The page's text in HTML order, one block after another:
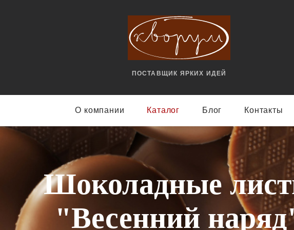
ПОСТАВЩИК ЯРКИX ИДЕЙ
О компании Каталог Блог Контакты
Шоколадные
"Весенний